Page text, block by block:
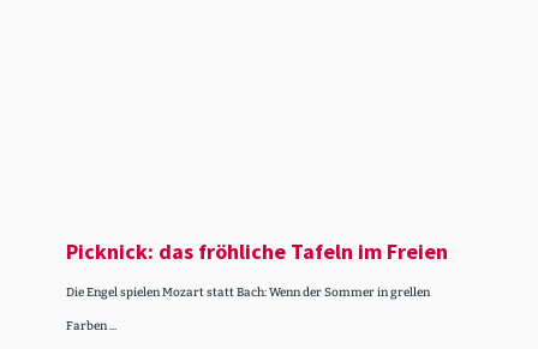
Picknick: das fröhliche Tafeln im Freien
Die Engel spielen Mozart statt Bach: Wenn der Sommer in grellen
Farben ...